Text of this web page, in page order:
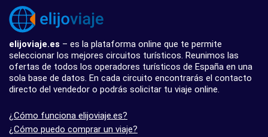
elijoviaje.es – es la plataforma online que te permite
seleccionar los mejores circuitos turísticos. Reunimos las
ofertas de todos los operadores turísticos de España en una
sola base de datos. En cada circuito encontrarás el contacto
directo del vendedor o podrás solicitar tu viaje online.
¿Cómo funciona elijoviaje.es?
¿Cómo puedo comprar un viaje?